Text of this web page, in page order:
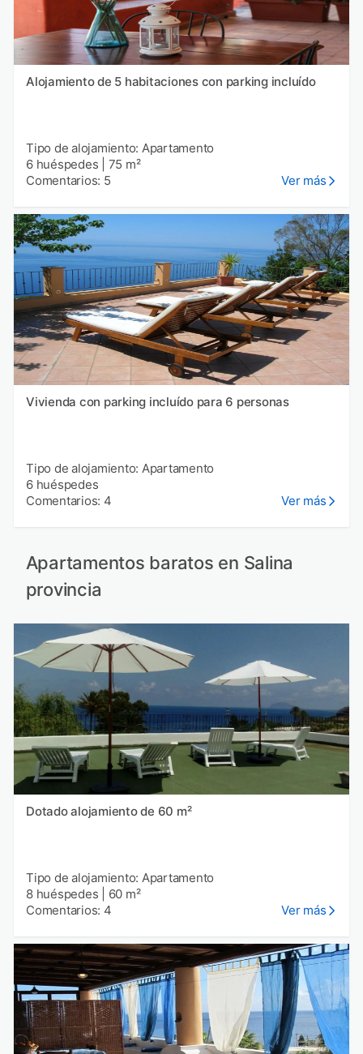
Alojamiento de 5 habitaciones con parking incluído
Tipo de alojamiento: Apartamento
6 huéspedes
75 m²
Comentarios: 5
Ver más
Vivienda con parking incluído para 6 personas
Tipo de alojamiento: Apartamento
6 huéspedes
Comentarios: 4
Ver más
Apartamentos baratos en Salina
provincia
Dotado alojamiento de 60 m²
Tipo de alojamiento: Apartamento
8 huéspedes
60 m²
Comentarios: 4
Ver más